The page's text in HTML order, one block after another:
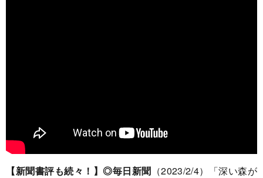
【新聞書評も続々！】◎毎日新聞 （2023/2/4）「深い森が